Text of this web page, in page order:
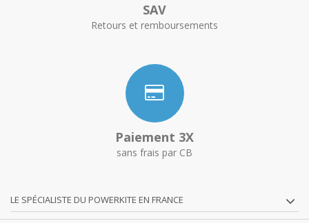
SAV
Retours et remboursements
Paiement 3X
sans frais par CB
LE SPÉCIALISTE DU POWERKITE EN FRANCE